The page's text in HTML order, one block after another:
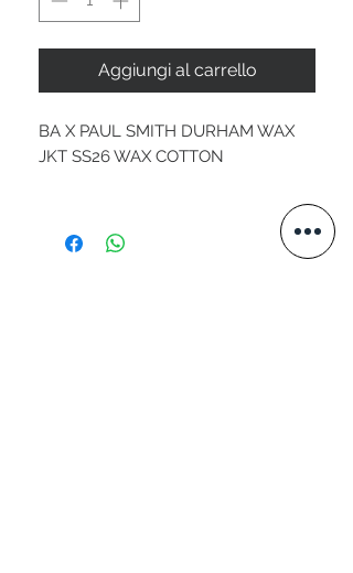
Aggiungi al carrello
BA X PAUL SMITH DURHAM WAX
JKT SS26 WAX COTTON